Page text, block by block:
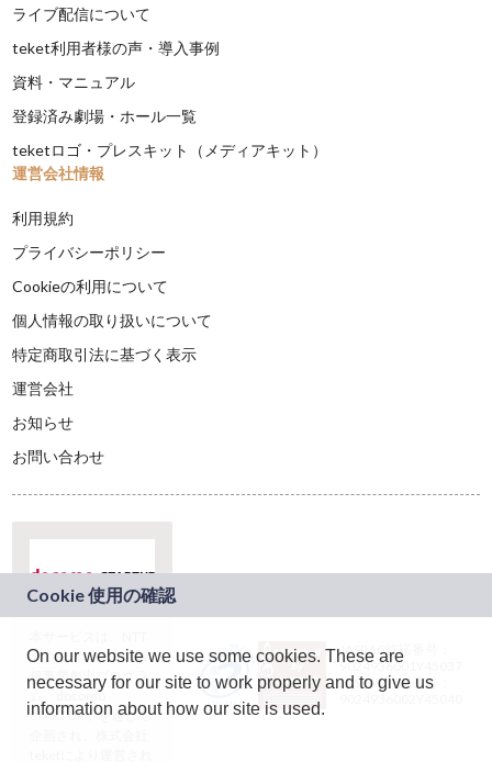
ライブ配信について
teket利用者様の声・導入事例
資料・マニュアル
登録済み劇場・ホール一覧
teketロゴ・プレスキット（メディアキット）
運営会社情報
利用規約
プライバシーポリシー
Cookieの利用について
個人情報の取り扱いについて
特定商取引法に基づく表示
運営会社
お知らせ
お問い合わせ
ドコモグループの新
規事業創出プログラ
ム「docomo
STARTUP」を通じて
JASRAC許諾番号：
9024936001Y45037
JASRAC許諾番号：
On our website we use some cookies. These are
necessary for our site to work properly and to give us
information about how our site is used.